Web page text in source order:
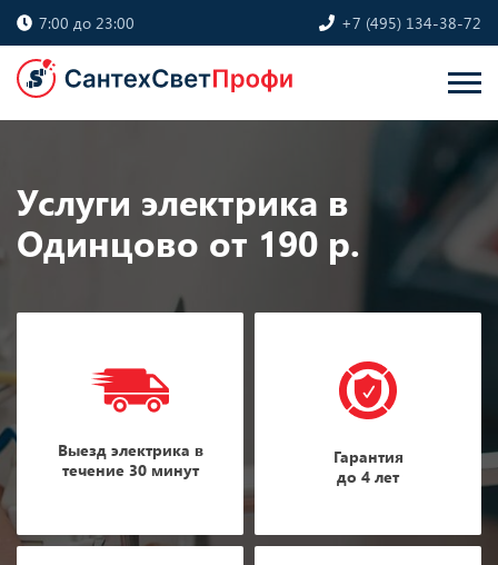
7:00 до 23:00 +7 (495) 134-38-72
Услуги электрика в
Одинцово от 190 р.
Выезд электрика в
течение 30 минут
Гарантия
до 4 лет